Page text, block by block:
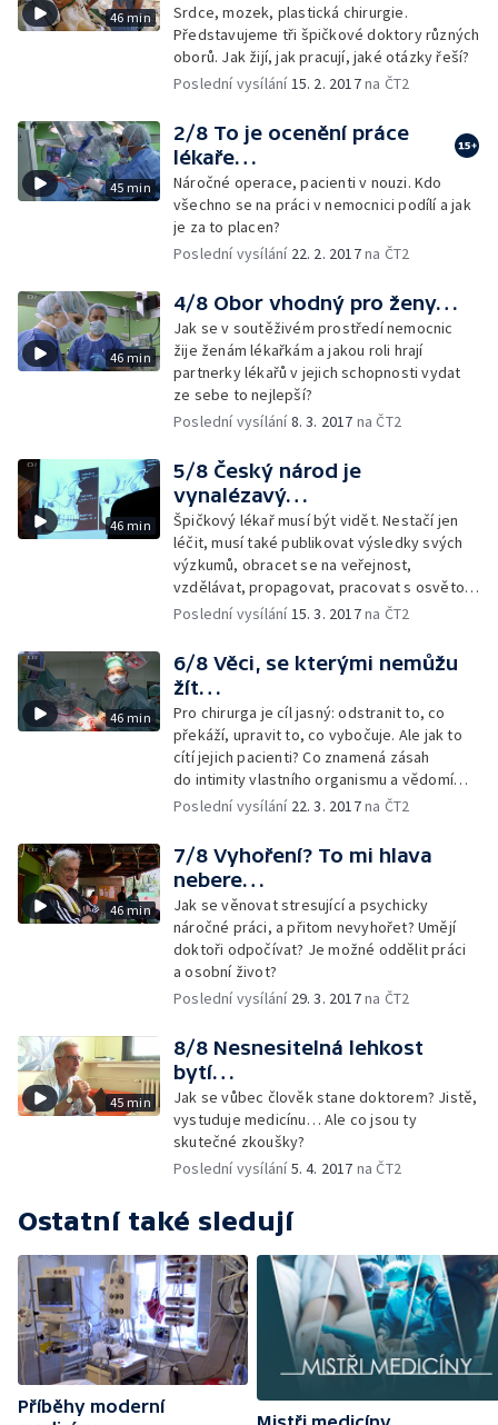
46 min
Srdce, mozek, plastická chirurgie.
Představujeme tři špičkové doktory různých
oborů. Jak žijí, jak pracují, jaké otázky řeší?
Poslední vysílání15. 2. 2017na ČT2
45 min
2/8 To je ocenění práce
lékaře…
Náročné operace, pacienti v nouzi. Kdo
všechno se na práci v nemocnici podílí a jak
je za to placen?
Poslední vysílání 22. 2. 2017na ČT2
46 min
4/8 Obor vhodný pro ženy…
Jak se v soutěživém prostředí nemocnic
žije ženám lékařkám a jakou roli hrají
partnerky lékařů v jejich schopnosti vydat
ze sebe to nejlepší?
Poslední vysílání8. 3. 2017 na ČT2
46 min
5/8 Český národ je
vynalézavý…
Špičkový lékař musí být vidět. Nestačí jen
léčit, musí také publikovat výsledky svých
výzkumů, obracet se na veřejnost,
vzdělávat, propagovat, pracovat s osvětou
a prevencí.
Poslední vysílání15. 3. 2017na ČT2
46 min
6/8 Věci, se kterými nemůžu
žít…
Pro chirurga je cíl jasný: odstranit to, co
překáží, upravit to, co vybočuje. Ale jak to
cítí jejich pacienti? Co znamená zásah
do intimity vlastního organismu a vědomí
další bolesti?
Poslední vysílání 22. 3. 2017na ČT2
46 min
7/8 Vyhoření? To mi hlava
nebere…
Jak se věnovat stresující a psychicky
náročné práci, a přitom nevyhořet? Umějí
doktoři odpočívat? Je možné oddělit práci
a osobní život?
Poslední vysílání 29. 3. 2017na ČT2
45 min
8/8 Nesnesitelná lehkost
bytí…
Jak se vůbec člověk stane doktorem? Jistě,
vystuduje medicínu… Ale co jsou ty
skutečné zkoušky?
Poslední vysílání5. 4. 2017 na ČT2
Ostatní také sledují
Příběhy moderní